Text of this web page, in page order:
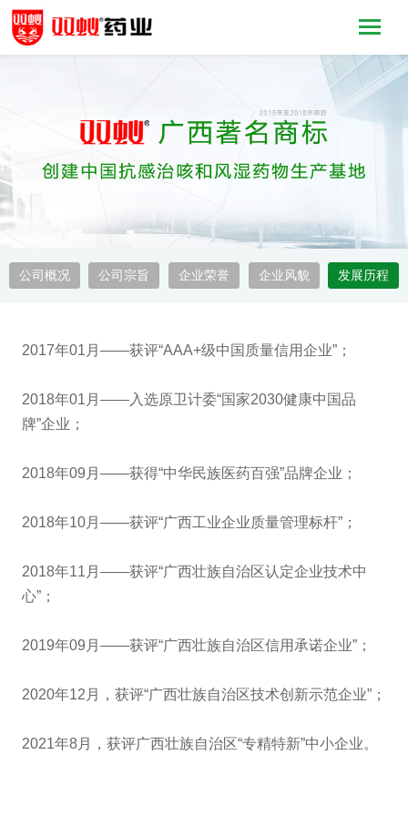
公司概况 公司宗旨 企业荣誉 企业风貌 发展历程
2017年01月——获评“AAA+级中国质量信用企业”；
2018年01月——入选原卫计委“国家2030健康中国品
牌”企业；
2018年09月——获得“中华民族医药百强”品牌企业；
2018年10月——获评“广西工业企业质量管理标杆”；
2018年11月——获评“广西壮族自治区认定企业技术中
心”；
2019年09月——获评“广西壮族自治区信用承诺企业”；
2020年12月，获评“广西壮族自治区技术创新示范企业”；
2021年8月，获评广西壮族自治区“专精特新”中小企业。